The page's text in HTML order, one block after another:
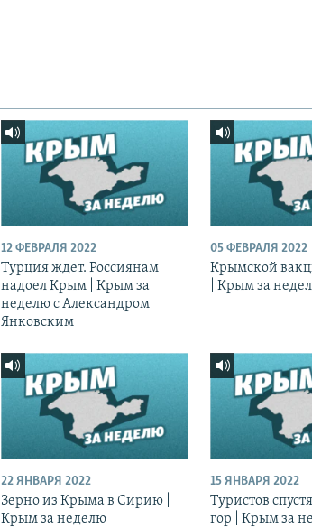
12 ФЕВРАЛЯ 2022
Турция ждет. Россиянам
надоел Крым | Крым за
неделю с Александром
Янковским
05 ФЕВРАЛЯ 2022
Крымской
| Крым за
22 ЯНВАРЯ 2022
Зерно из Крыма в Сирию |
Крым за неделю
15 ЯНВАРЯ 2022
Туристов
гор | Крым за